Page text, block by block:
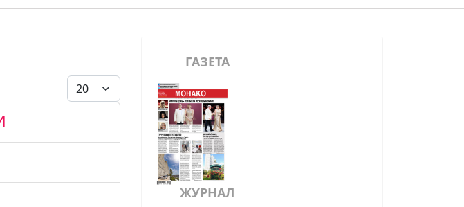
Кол-во строк:
ГАЗЕТА
ЖУРНАЛ